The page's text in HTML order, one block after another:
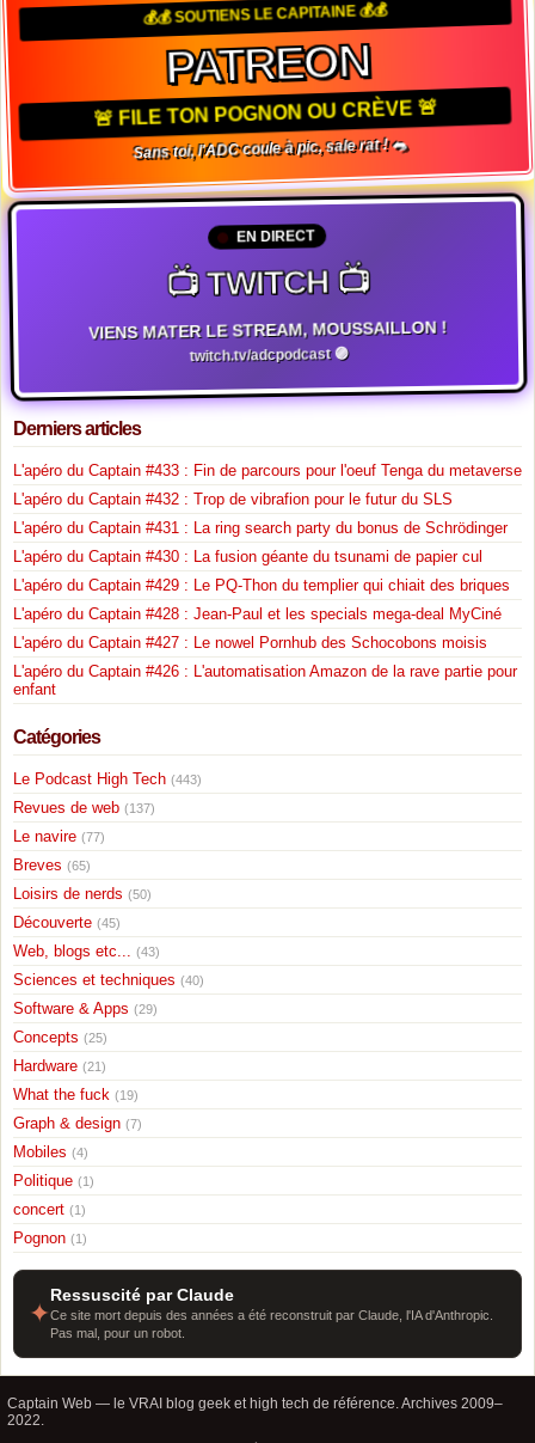
💰💰 SOUTIENS LE CAPITAINE 💰💰
PATREON
🚨 FILE TON POGNON OU CRÈVE 🚨
Sans toi, l'ADC coule à pic, sale rat ! 🐀
EN DIRECT
📺 TWITCH 📺
VIENS MATER LE STREAM, MOUSSAILLON !
twitch.tv/adcpodcast 🟣
Derniers articles
L'apéro du Captain #433 : Fin de parcours pour l'oeuf Tenga du metaverse
L'apéro du Captain #432 : Trop de vibrafion pour le futur du SLS
L'apéro du Captain #431 : La ring search party du bonus de Schrödinger
L'apéro du Captain #430 : La fusion géante du tsunami de papier cul
L'apéro du Captain #429 : Le PQ-Thon du templier qui chiait des briques
L'apéro du Captain #428 : Jean-Paul et les specials mega-deal MyCiné
L'apéro du Captain #427 : Le nowel Pornhub des Schocobons moisis
L'apéro du Captain #426 : L'automatisation Amazon de la rave partie pour
enfant
Catégories
Le Podcast High Tech (443)
Revues de web (137)
Le navire (77)
Breves (65)
Loisirs de nerds (50)
Découverte (45)
Web, blogs etc... (43)
Sciences et techniques (40)
Software & Apps (29)
Concepts (25)
Hardware (21)
What the fuck (19)
Graph & design (7)
Mobiles (4)
Politique (1)
concert (1)
Pognon (1)
✦
Ressuscité par Claude
Ce site mort depuis des années a été reconstruit par Claude, l'IA d'Anthropic.
Pas mal, pour un robot.
Captain Web — le VRAI blog geek et high tech de référence. Archives 2009–
2022.